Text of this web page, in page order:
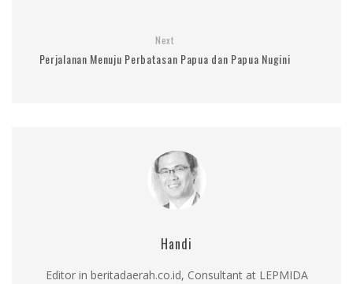
Next
Perjalanan Menuju Perbatasan Papua dan Papua Nugini
Handi
Editor in beritadaerah.co.id, Consultant at LEPMIDA